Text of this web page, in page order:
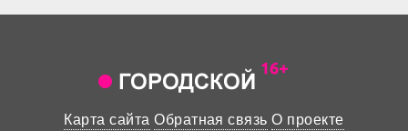
Карта сайта Обратная связь О проекте